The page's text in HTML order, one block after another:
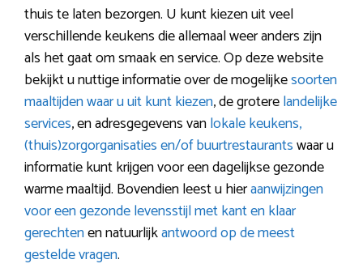
thuis te laten bezorgen. U kunt kiezen uit veel
verschillende keukens die allemaal weer anders zijn
als het gaat om smaak en service. Op deze website
bekijkt u nuttige informatie over de mogelijkesoorten
maaltijden waar u uit kunt kiezen, de groterelandelijke
services, en adresgegevens vanlokale keukens,
(thuis)zorgorganisaties en/of buurtrestaurantswaar u
informatie kunt krijgen voor een dagelijkse gezonde
warme maaltijd. Bovendien leest u hieraanwijzingen
voor een gezonde levensstijl met kant en klaar
gerechtenen natuurlijkantwoord op de meest
gestelde vragen.